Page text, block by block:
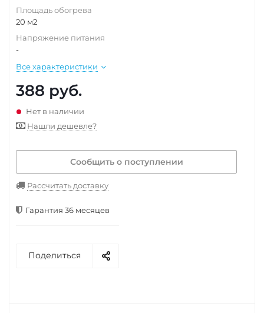
Площадь обогрева
20 м2
Напряжение питания
-
Все характеристики
388 руб.
Нет в наличии
Нашли дешевле?
Сообщить о поступлении
Рассчитать доставку
Гарантия 36 месяцев
Поделиться